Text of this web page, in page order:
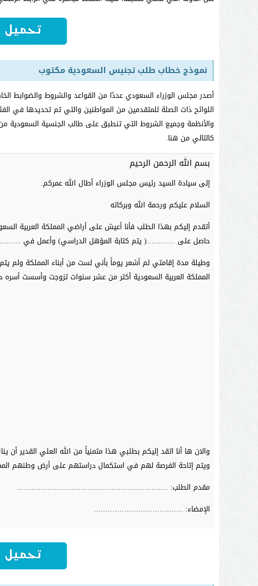
نموذج خطاب طلب تجنيس السعودية مكتوب
أصدر مجلس الوزراء السعودي عددًا من القواعد والشروط والضوابط
اللوائح ذات الصلة للمتقدمين من المواطنين والتي تم تحديدها في
والأنظمة وجميع الشروط التي تنطبق على طالب الجنسية السعودية
كالتالي من هنا.
بسم الله الرحمن الرحيم
إلى سيادة السيد رئيس مجلس الوزراء أطال الله عمركم.
السلام عليكم ورحمة الله وبركاته
أتقدم إليكم بهذا الطلب فأنا أعيش على أراضي المملكة العربية
حاصل على …………( يتم كتابة المؤهل الدراسي) وأعمل في ………..( قم
وطيلة مدة إقامتي لم أشعر يوماً بأني لست من أبناء المملكة
المملكة العربية السعودية أكثر من عشر سنوات تزوجت وأسست أسره
والان ها أنا اتقد إليكم بطلبي هذا متمنياً من الله العلي القدير
ويتم إتاحة الفرصة لهم في استكمال دراستهم على أرض وطنهم
مقدم الطلب: ……………………………………………………….
الإمضاء: ………………………………..